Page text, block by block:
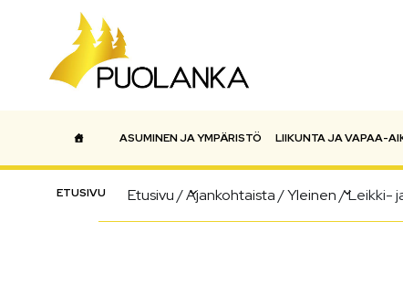
Päävalikko
ETUSIVU
ASUMINEN JA YMPÄRISTÖ LIIKUNTA JA VAPAA-
Etusivu/Ajankohtaista/Yleinen/Leikki-